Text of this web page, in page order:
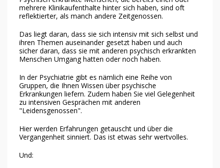
mehrere Klinikaufenthalte hinter sich haben, sind oft
reflektierter, als manch andere Zeitgenossen.
Das liegt daran, dass sie sich intensiv mit sich selbst und
ihren Themen auseinander gesetzt haben und auch
sicher daran, dass sie mit anderen psychisch erkrankten
Menschen Umgang hatten oder noch haben.
In der Psychiatrie gibt es nämlich eine Reihe von
Gruppen, die Ihnen Wissen über psychische
Erkrankungen liefern. Zudem haben Sie viel Gelegenheit
zu intensiven Gesprächen mit anderen
"Leidensgenossen".
Hier werden Erfahrungen getauscht und über die
Vergangenheit sinniert. Das ist etwas sehr wertvolles.
Und: